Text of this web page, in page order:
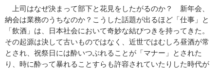
上司はなぜ決まって部下と花見をしたがるのか？ 新年会、
納会は業務のうちなのか？こうした話題が出るほど「仕事」と
「飲酒」は、日本社会において奇妙な結びつきを持ってきた。
その起源は決して古いものではなく、近世ではむしろ昼酒が常
とされ、祝祭日には酔いつぶれることが「マナー」とされた
り、時に酔って暴れることすらも許容されていたりした時代が